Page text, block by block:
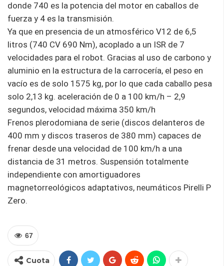
donde 740 es la potencia del motor en caballos de
fuerza y ​​4 es la transmisión.
Ya que en presencia de un atmosférico V12 de 6,5
litros (740 CV 690 Nm), acoplado a un ISR de 7
velocidades para el robot. Gracias al uso de carbono y
aluminio en la estructura de la carrocería, el peso en
vacío es de solo 1575 kg, por lo que cada caballo pesa
solo 2,13 kg. aceleración de 0 a 100 km/h – 2,9
segundos, velocidad máxima 350 km/h
Frenos plerodomiana de serie (discos delanteros de
400 mm y discos traseros de 380 mm) capaces de
frenar desde una velocidad de 100 km/h a una
distancia de 31 metros. Suspensión totalmente
independiente con amortiguadores
magnetorreológicos adaptativos, neumáticos Pirelli P
Zero.
67
Cuota